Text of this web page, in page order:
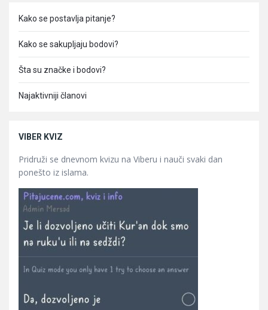
Kako se postavlja pitanje?
Kako se sakupljaju bodovi?
Šta su značke i bodovi?
Najaktivniji članovi
VIBER KVIZ
Pridruži se dnevnom kvizu na Viberu i nauči svaki dan
ponešto iz islama.